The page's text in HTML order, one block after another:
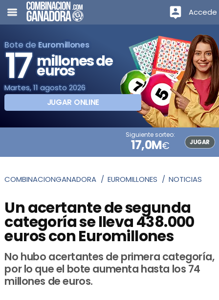
Accede
Bote de Euromillones
17 millones de
euros
Martes, 11 agosto 2026
JUGAR ONLINE
Siguiente sorteo:
17,0M€ JUGAR
COMBINACIONGANADORA EUROMILLONES NOTICIAS
Un acertante de segunda
categoría se lleva 438.000
euros con Euromillones
No hubo acertantes de primera categoría,
por lo que el bote aumenta hasta los 74
millones de euros.